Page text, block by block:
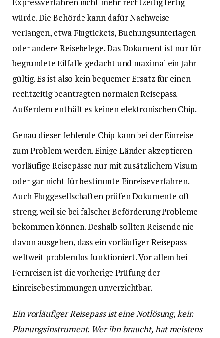
Expressverfahren nicht mehr rechtzeitig fertig
würde. Die Behörde kann dafür Nachweise
verlangen, etwa Flugtickets, Buchungsunterlagen
oder andere Reisebelege. Das Dokument ist nur für
begründete Eilfälle gedacht und maximal ein Jahr
gültig. Es ist also kein bequemer Ersatz für einen
rechtzeitig beantragten normalen Reisepass.
Außerdem enthält es keinen elektronischen Chip.
Genau dieser fehlende Chip kann bei der Einreise
zum Problem werden. Einige Länder akzeptieren
vorläufige Reisepässe nur mit zusätzlichem Visum
oder gar nicht für bestimmte Einreiseverfahren.
Auch Fluggesellschaften prüfen Dokumente oft
streng, weil sie bei falscher Beförderung Probleme
bekommen können. Deshalb sollten Reisende nie
davon ausgehen, dass ein vorläufiger Reisepass
weltweit problemlos funktioniert. Vor allem bei
Fernreisen ist die vorherige Prüfung der
Einreisebestimmungen unverzichtbar.
Ein vorläufiger Reisepass ist eine Notlösung, kein
Planungsinstrument. Wer ihn braucht, hat meistens